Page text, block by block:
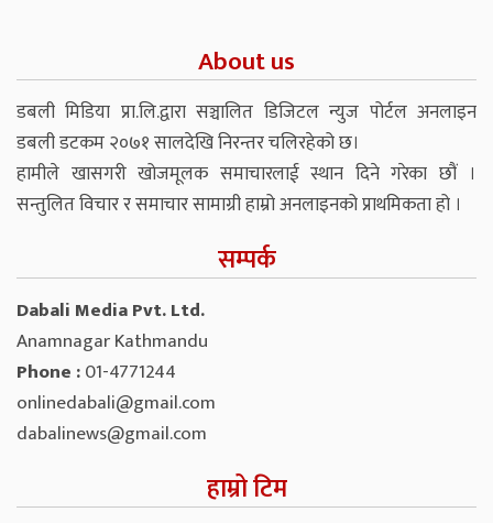
About us
डबली मिडिया प्रा.लि.द्वारा सञ्चालित डिजिटल न्युज पोर्टल अनलाइन
डबली डटकम २०७१ सालदेखि निरन्तर चलिरहेको छ।
हामीले खासगरी खोजमूलक समाचारलाई स्थान दिने गरेका छौं ।
सन्तुलित विचार र समाचार सामाग्री हाम्रो अनलाइनको प्राथमिकता हो ।
सम्पर्क
Dabali Media Pvt. Ltd.
Anamnagar Kathmandu
Phone :01-4771244
onlinedabali@gmail.com
dabalinews@gmail.com
हाम्रो टिम